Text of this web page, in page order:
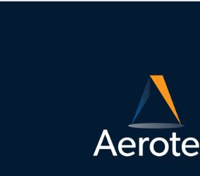
to-
a-
new-
industry